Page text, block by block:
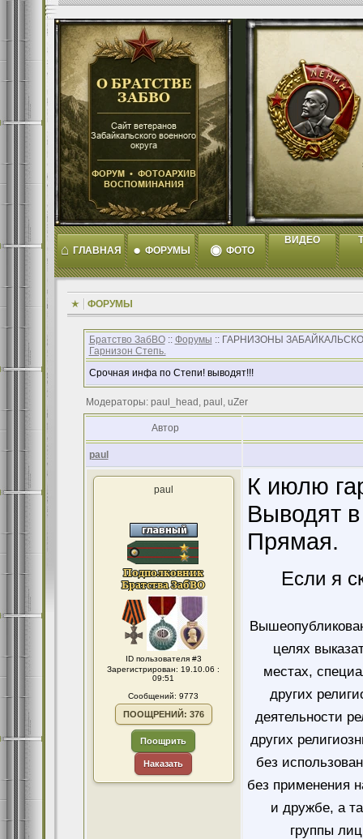
⌂ ГЛАВНАЯ ● ФОРУМЫ ◉ ФОТО
ВИДЕО
ФОРУМЫ
Братство ЗабВО:: Форумы :: ГАРНИЗОНЫ
Гарнизон Степь.
Срочная инфа по Степи! выводят!!!
Модераторы: paul_head, paul, uZer
Автор
paul
paul
ID пользователя #3
Зарегистрирован: 19.10.06 :
09:51
Сообщений: 9773
ПООЩРЕНИЙ: 376
Поощрить
Наказать
К июлю
Выводят
Прямая.
Если я
целях
местах,
других
деятельности
других
без
без применения
и дружбе, а
группы